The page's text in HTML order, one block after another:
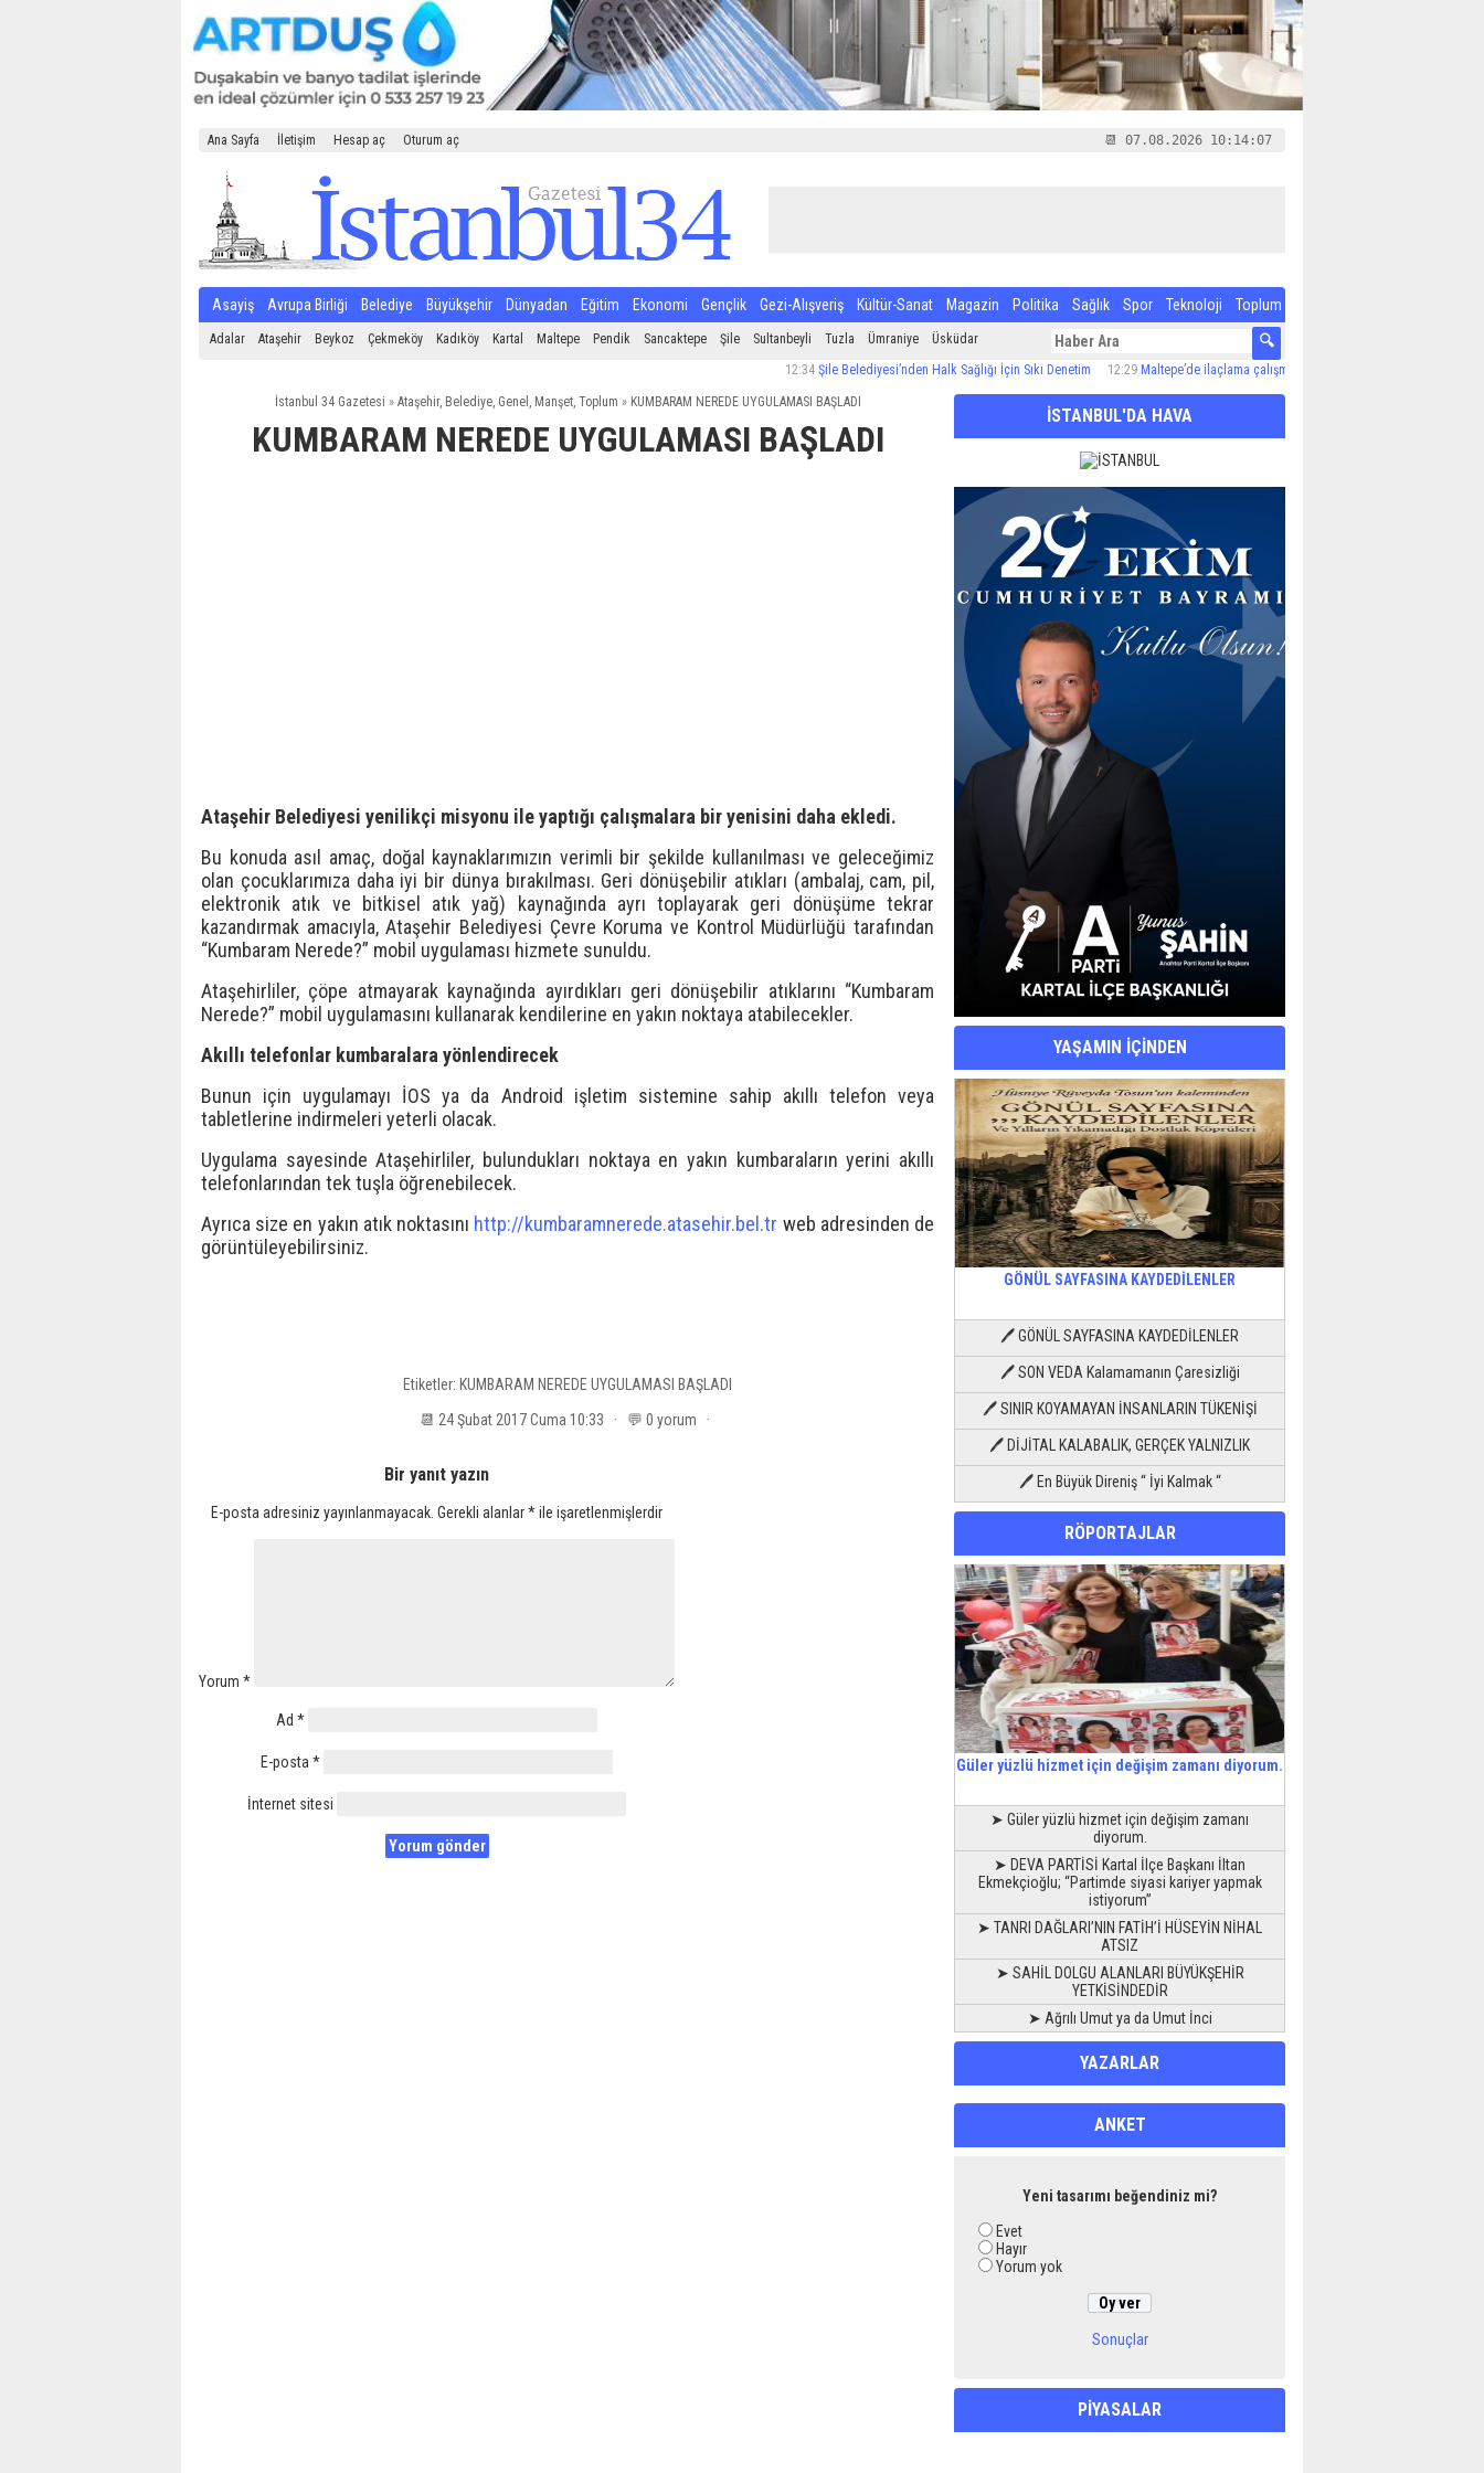
Ana Sayfa İletişim Hesap aç Oturum aç 📆 07.08.2026 10:14:08
Asayiş Avrupa Birliği Belediye Büyükşehir Dünyadan Eğitim Ekonomi Gençlik Gezi-Alışveriş Kültür-Sanat Magazin Politika Sağlık Spor Teknoloji Toplum
Adalar Ataşehir Beykoz Çekmeköy Kadıköy Kartal Maltepe Pendik Sancaktepe Şile Sultanbeyli Tuzla Ümraniye
Üsküdar
Şile Belediyesi’nden Halk Sağlığı İçin Sıkı Denetim 12:29 Maltepe’de ilaçlama çalışmaları sürüyor
İstanbul 34 Gazetesi » Ataşehir, Belediye, Genel , Manşet, Toplum »KUMBARAM NEREDE UYGULAMASI BAŞLADI
KUMBARAM NEREDE UYGULAMASI BAŞLADI
Ataşehir Belediyesi yenilikçi misyonu ile yaptığı çalışmalara bir yenisini daha ekledi.
Bu konuda asıl amaç, doğal kaynaklarımızın verimli bir şekilde kullanılması ve geleceğimiz
olan çocuklarımıza daha iyi bir dünya bırakılması. Geri dönüşebilir atıkları (ambalaj, cam, pil,
elektronik atık ve bitkisel atık yağ) kaynağında ayrı toplayarak geri dönüşüme tekrar
kazandırmak amacıyla, Ataşehir Belediyesi Çevre Koruma ve Kontrol Müdürlüğü tarafından
“Kumbaram Nerede?” mobil uygulaması hizmete sunuldu.
Ataşehirliler, çöpe atmayarak kaynağında ayırdıkları geri dönüşebilir atıklarını “Kumbaram
Nerede?” mobil uygulamasını kullanarak kendilerine en yakın noktaya atabilecekler.
Akıllı telefonlar kumbaralara yönlendirecek
Bunun için uygulamayı İOS ya da Android işletim sistemine sahip akıllı telefon veya
tabletlerine indirmeleri yeterli olacak.
Uygulama sayesinde Ataşehirliler, bulundukları noktaya en yakın kumbaraların yerini akıllı
telefonlarından tek tuşla öğrenebilecek.
Ayrıca size en yakın atık noktasını http://kumbaramnerede.atasehir.bel.tr web adresinden de
görüntüleyebilirsiniz.
Etiketler: KUMBARAM NEREDE UYGULAMASI BAŞLADI
📆 24 Şubat 2017 Cuma 10:33 · 💬 0 yorum ·
Bir yanıt yazın
E-posta adresiniz yayınlanmayacak. Gerekli alanlar*ile işaretlenmişlerdir
Yorum *
Ad *
E-posta *
İnternet sitesi
İSTANBUL'DA HAVA
YAŞAMIN İÇİNDEN
GÖNÜL SAYFASINA KAYDEDİLENLER
🖊 GÖNÜL SAYFASINA KAYDEDİLENLER
🖊 SON VEDA Kalamamanın Çaresizliği
🖊 SINIR KOYAMAYAN İNSANLARIN TÜKENİŞİ
🖊 DİJİTAL KALABALIK, GERÇEK YALNIZLIK
🖊 En Büyük Direniş “ İyi Kalmak “
RÖPORTAJLAR
Güler yüzlü hizmet için değişim zamanı diyorum.
➤ Güler yüzlü hizmet için değişim zamanı
diyorum.
➤ DEVA PARTİSİ Kartal İlçe Başkanı İltan
Ekmekçioğlu; “Partimde siyasi kariyer yapmak
istiyorum”
➤ TANRI DAĞLARI’NIN FATİH’İ HÜSEYİN NİHAL
ATSIZ
➤ SAHİL DOLGU ALANLARI BÜYÜKŞEHİR
YETKİSİNDEDİR
➤ Ağrılı Umut ya da Umut İnci
YAZARLAR
ANKET
Yeni tasarımı beğendiniz mi?
Evet
Hayır
Yorum yok
Sonuçlar
PİYASALAR